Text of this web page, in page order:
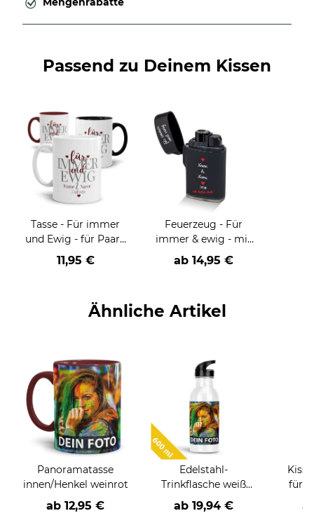
Passend zu Deinem Kissen
Tasse - Für immer
und Ewig - für Paare
mit Wunschnamen
und Datum
11,95 €
Feuerzeug - Für
immer & ewig - mit
Namen und Datum
ab 14,95 €
Ähnliche Artikel
Panoramatasse
innen/Henkel weinrot
ab 12,95 €
Edelstahl-
Trinkflasche weiß
600 ml
ab 19,94 €
für